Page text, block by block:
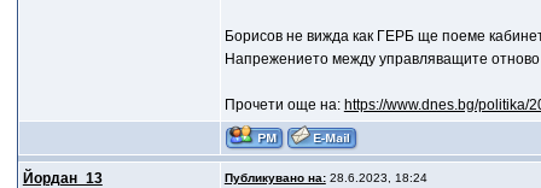
Борисов не вижда как ГЕРБ ще поеме
Напрежението между управляващите отново
Прочети още на: https://www.dnes.bg/politika/
Йордан_13 Публикувано на:28.6.2023, 18:24